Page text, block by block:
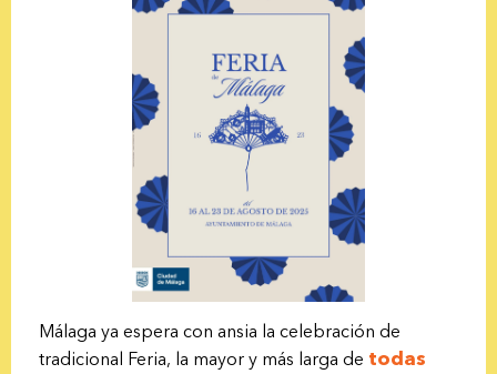
Málaga ya espera con ansia la celebración de
tradicional Feria, la mayor y más larga de todas